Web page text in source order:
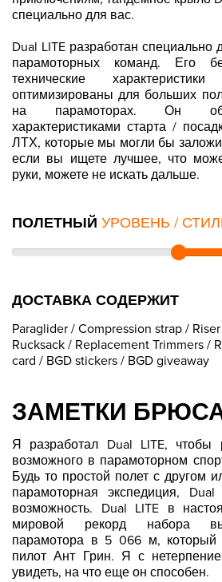
ЗАМЕТКИ
Я разработал Dual LITE, чтобы
возможного в парамоторном
Будь то простой полет с другом
парамоторная экспедиция, Dual
возможность. Dual LITE в
мировой рекорд набора
парамотора в 5 066 м, который
пилот Ант Грин. Я с
увидеть, на что еще он способен.
специально для вас.
Dual LITE разработан специально
парамоторных команд. Его
технические
оптимизированы для больших
на парамоторах. Он
характеристиками старта /
ЛТХ, которые мы могли бы
если вы ищете лучшее, что
руки, можете не искать дальше.
ПОЛЕТНЫЙ УРОВЕНЬ /
ДОСТАВКА СОДЕРЖИТ
Paraglider / Compression strap /
Rucksack / Replacement Trimmers /
card / BGD stickers / BGD giveaway